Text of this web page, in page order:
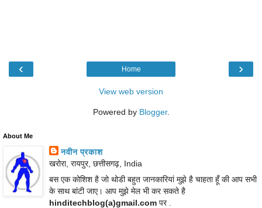
‹ ›
Home
View web version
Powered by Blogger.
About Me
नवीन प्रकाश
खरोरा, रायपुर, छत्तीसगढ़, India
बस एक कोशिश है जो थोडी बहुत जानकारियां मुझे है चाहता हूँ की आप सभी
के साथ बांटी जाए। आप मुझे मेल भी कर सकते है
hinditechblog(a)gmail.comपर .